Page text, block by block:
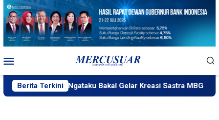
Loncat
konten
Mobile
Berita Terkini
PlakPlik Ngataku Bakal Gelar Kreasi Sastra MBG